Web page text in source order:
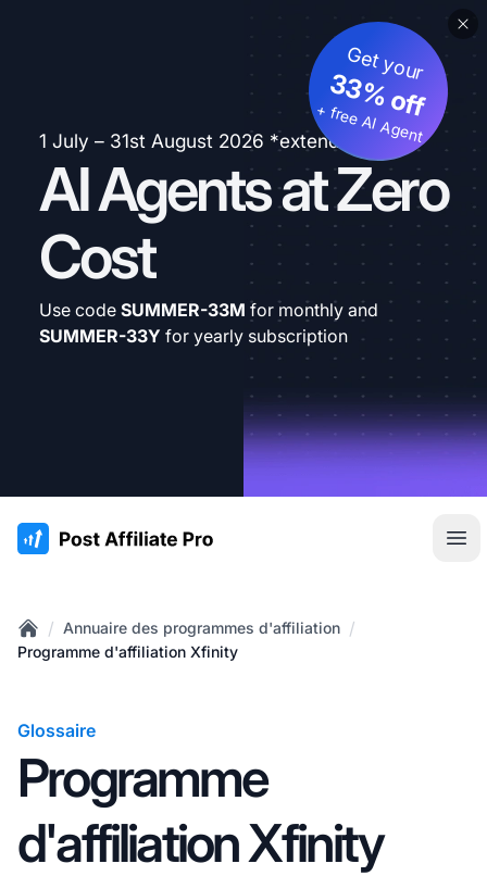
1 July – 31st August 2026 *extended
AI Agents at Zero
Cost
Get your
33% off
+ free AI Agent
Use code SUMMER-33M for monthly and
SUMMER-33Y for yearly subscription
:site.title
Home
/ Annuaire des programmes d'affiliation /
Programme d'affiliation Xfinity
Glossaire
Programme
d'affiliation Xfinity